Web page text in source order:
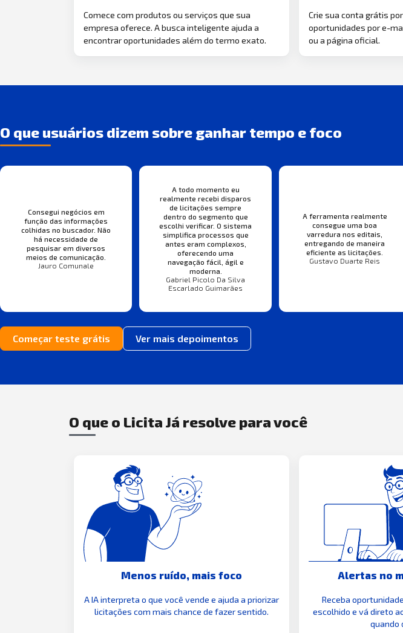
Comece com produtos ou serviços que sua
empresa oferece. A busca inteligente ajuda a
encontrar oportunidades além do termo exato.
Crie sua conta grátis
oportunidades por e-
ou a página oficial.
O que usuários dizem sobre ganhar tempo e foco
Consegui negócios em
função das informações
colhidas no buscador. Não
há necessidade de
pesquisar em diversos
meios de comunicação.
Jauro Comunale
A todo momento eu
realmente recebi disparos
de licitações sempre
dentro do segmento que
escolhi verificar. O sistema
simplifica processos que
antes eram complexos,
oferecendo uma
navegação fácil, ágil e
moderna.
Gabriel Picolo Da Silva
Escarlado Guimarães
A ferramenta realmente
consegue uma boa
varredura nos editais,
entregando de maneira
eficiente as licitações.
Gustavo Duarte Reis
Começar teste grátis Ver mais depoimentos
O que o Licita Já resolve para você
Menos ruído, mais foco
A IA interpreta o que você vende e ajuda a priorizar
licitações com mais chance de fazer sentido.
Alertas no
Receba
escolhido e vá direto
quando